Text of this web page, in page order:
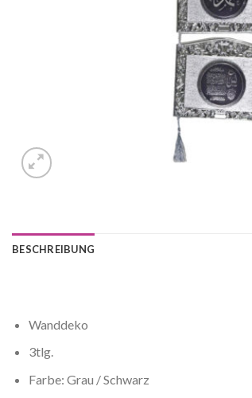
BESCHREIBUNG
Wanddeko
3tlg.
Farbe: Grau / Schwarz